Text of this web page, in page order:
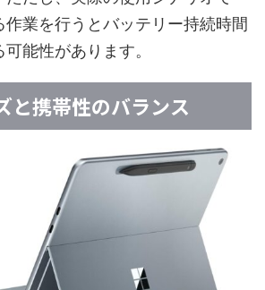
作業を行うとバッテリー持続時間
能性があります。
と携帯性のバランス